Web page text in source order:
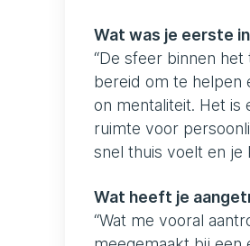
Wat was je eerste
“De sfeer binnen
bereid om te helpen
on mentaliteit. Het is
ruimte voor
snel thuis voelt en je
Wat heeft je
“Wat me vooral